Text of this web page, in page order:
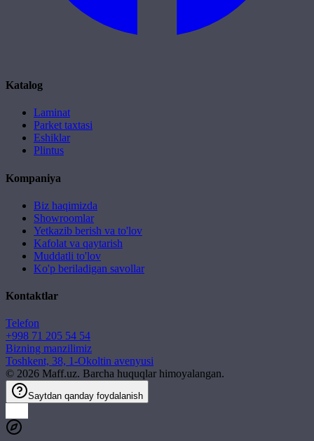
Katalog
Laminat
Parket taxtasi
Eshiklar
Plintus
Kompaniya
Biz haqimizda
Showroomlar
Yetkazib berish va to'lov
Kafolat va qaytarish
Muddatli to'lov
Ko'p beriladigan savollar
Kontaktlar
Telefon
+998 71 205 54 54
Bizning manzilimiz
Toshkent, 38, 1-Okoltin avenyusi
© 2026 Maff.uz. Barcha huquqlar himoyalangan.
Saytdan qanday foydalanish